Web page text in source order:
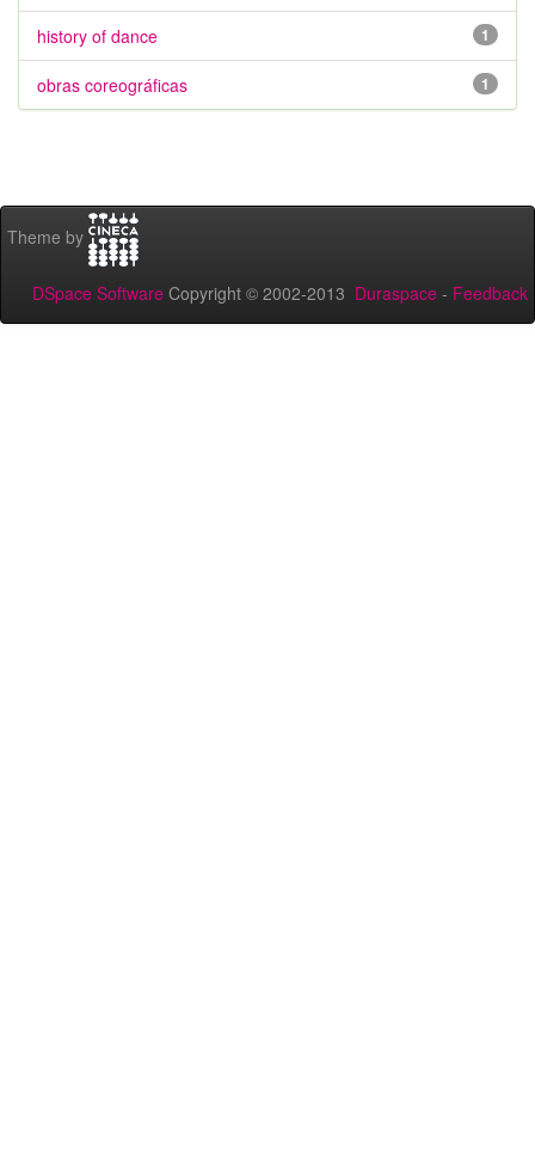
1
history of dance
1
obras coreográficas
Theme by
DSpace Software Copyright © 2002-2013 Duraspace - Feedback